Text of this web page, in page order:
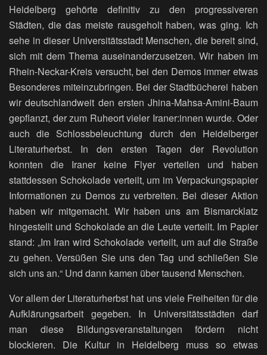
Heidelberg gehörte definitiv zu den progressiveren
Städten, die das meiste rausgeholt haben, was ging. Ich
sehe in dieser Universitätsstadt Menschen, die bereit sind,
sich mit dem Thema auseinanderzusetzen. Wir haben im
Rhein-Neckar-Kreis versucht, bei den Demos immer etwas
Besonderes miteinzubringen. Bei der Stadtbücherei haben
wir deutschlandweit den ersten Jhina-Mahsa-Amini-Baum
gepflanzt, der zum Ruheort vieler Iraner:innen wurde. Oder
auch die Schlossbeleuchtung durch den Heidelberger
Literaturherbst. In den ersten Tagen der Revolution
konnten die Iraner keine Flyer verteilen und haben
stattdessen Schokolade verteilt, um im Verpackungspapier
Informationen zu Demos zu verbreiten. Bei dieser Aktion
haben wir mitgemacht. Wir haben uns am Bismarcklatz
hingestellt und Schokolade an die Leute verteilt. Im Papier
stand: „Im Iran wird Schokolade verteilt, um auf die Straße
zu gehen. Versüßen Sie uns den Tag und schließen Sie
sich uns an.“ Und dann kamen über tausend Menschen.
Vor allem der Literaturherbst hat uns viele Freiheiten für die
Aufklärungsarbeit gegeben. In Universitätsstädten darf
man diese Bildungsveranstaltungen fördern nicht
blockieren. Die Kultur in Heidelberg muss so etwas